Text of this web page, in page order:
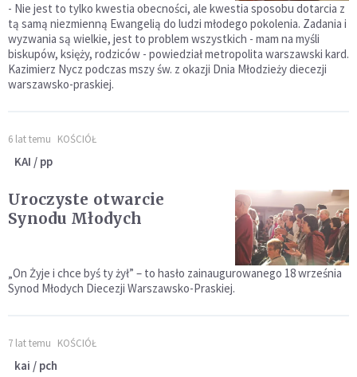
- Nie jest to tylko kwestia obecności, ale kwestia sposobu dotarcia z
tą samą niezmienną Ewangelią do ludzi młodego pokolenia. Zadania i
wyzwania są wielkie, jest to problem wszystkich - mam na myśli
biskupów, księży, rodziców - powiedział metropolita warszawski kard.
Kazimierz Nycz podczas mszy św. z okazji Dnia Młodzieży diecezji
warszawsko-praskiej.
6 lat temu KOŚCIÓŁ
KAI / pp
Uroczyste otwarcie
Synodu Młodych
„On Żyje i chce byś ty żył” – to hasło zainaugurowanego 18 września
Synod Młodych Diecezji Warszawsko-Praskiej.
7 lat temu KOŚCIÓŁ
kai / pch